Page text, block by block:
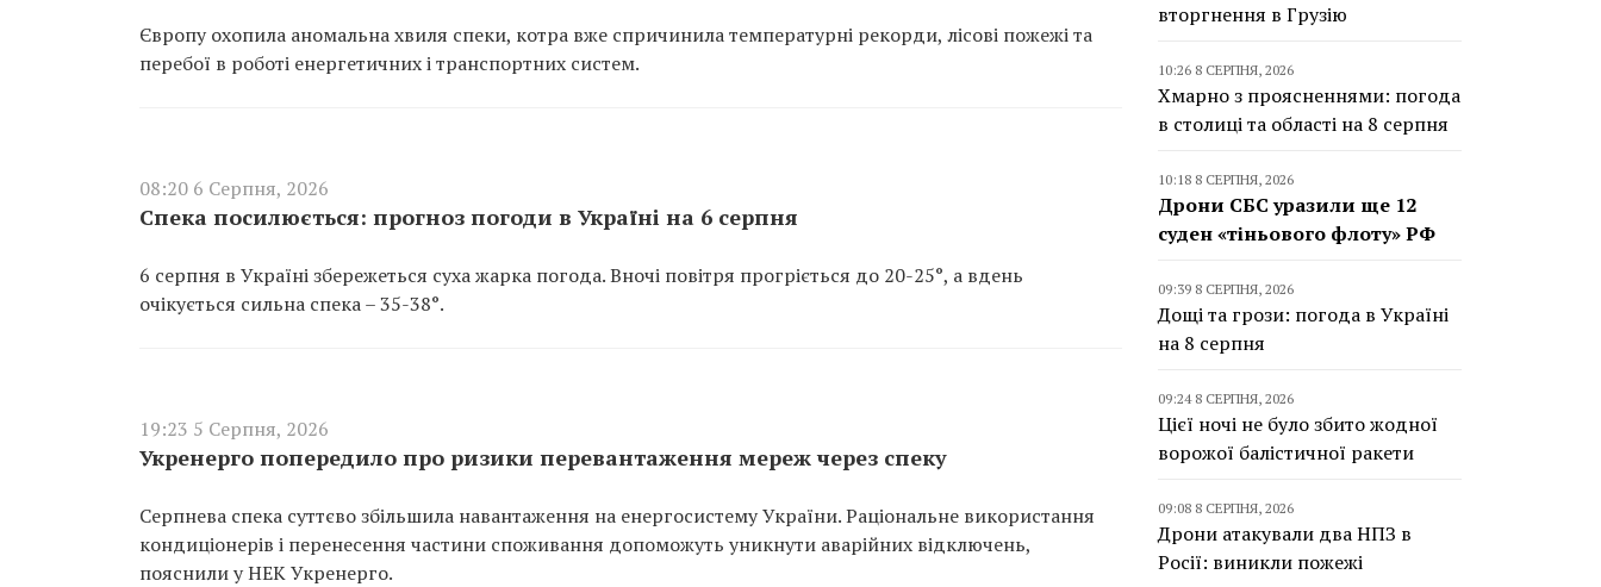
Європу охопила аномальна хвиля спеки, котра вже спричинила температурні рекорди, лісові пожежі та
перебої в роботі енергетичних і транспортних систем.
08:20 6 Серпня, 2026
Спека посилюється: прогноз погоди в Україні на 6 серпня
6 серпня в Україні збережеться суха жарка погода. Вночі повітря прогріється до 20-25°, а вдень
очікується сильна спека – 35-38°.
19:23 5 Серпня, 2026
Укренерго попередило про ризики перевантаження мереж через спеку
Серпнева спека суттєво збільшила навантаження на енергосистему України. Раціональне використання
кондиціонерів і перенесення частини споживання допоможуть уникнути аварійних відключень,
пояснили у НЕК Укренерго.
вторгнення в Грузію
10:26 8 СЕРПНЯ, 2026
Хмарно з проясненнями: погода
в столиці та області на 8 серпня
10:18 8 СЕРПНЯ, 2026
Дрони СБС уразили ще 12
суден «тіньового флоту» РФ
09:39 8 СЕРПНЯ, 2026
Дощі та грози: погода в Україні
на 8 серпня
09:24 8 СЕРПНЯ, 2026
Цієї ночі не було збито жодної
ворожої балістичної ракети
09:08 8 СЕРПНЯ, 2026
Дрони атакували два НПЗ в
Росії: виникли пожежі